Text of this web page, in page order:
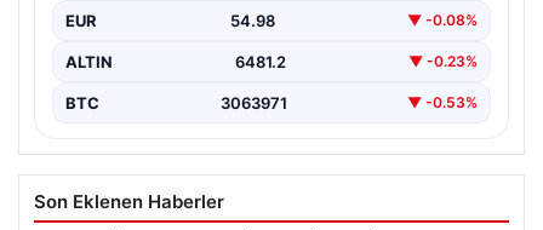
EUR 54.98 ▼ -0.08%
ALTIN 6481.2 ▼ -0.23%
BTC 3063971 ▼ -0.53%
Son Eklenen Haberler